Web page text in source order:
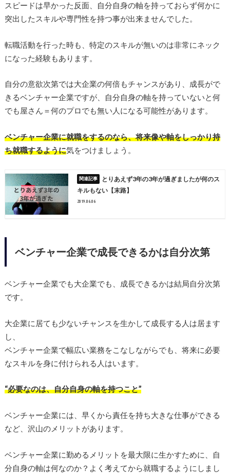
スピードは早かった反面、自分自身の軸を持っておらず何かに
突出したスキルや専門性を持つ事が出来ませんでした。
転職活動を行った時も、特定のスキルが無いのは非常にネック
になった経験もあります。
自分の意欲次第では大企業の何倍もチャンスがあり、成長がで
きるベンチャー企業ですが、自分自身の軸を持っていないと何
でも屋さん＝何のプロでも無い人になる可能性があります。
ベンチャー企業に就職をするのなら、将来像や軸をしっかり持
ち就職するように気をつけましょう。
とりあえず3年の3年が過ぎましたが何のス
キルもない【末路】
2019.06.06
ベンチャー企業で成長できるかは自分次第
ベンチャー企業でも大企業でも、成長できるかは結局自分次第
です。
大企業に居ても少ないチャンスを生かして成長する人は居ます
し、
ベンチャー企業で幅広い業務をこなしながらでも、将来に必要
なスキルを身に付けられる人はいます。
“必要なのは、自分自身の軸を持つこと”
ベンチャー企業には、早くから責任を持ち大きな仕事ができる
など、沢山のメリットがあります。
ベンチャー企業に勤めるメリットを最大限に生かすために、自
分自身の軸は何なのか？よく考えてから就職するようにしまし